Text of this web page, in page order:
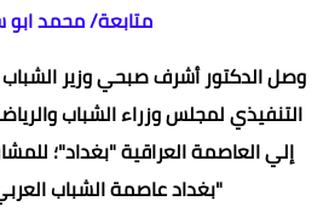
متابعة/ محمد
وصل الدكتور أشرف صبحي وزير
التنفيذي لمجلس وزراء الشباب
إلي العاصمة العراقية "بغداد"؛
"بغداد عاصمة الشباب العربي"